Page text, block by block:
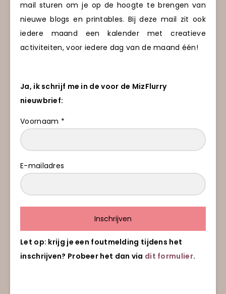
mail sturen om je op de hoogte te brengen van
nieuwe blogs en printables. Bij deze mail zit ook
iedere maand een kalender met creatieve
activiteiten, voor iedere dag van de maand één!
Ja, ik schrijf me in de voor de MizFlurry
nieuwbrief:
Voornaam *
E-mailadres
Inschrijven
Let op: krijg je een foutmelding tijdens het
inschrijven? Probeer het dan via dit formulier.